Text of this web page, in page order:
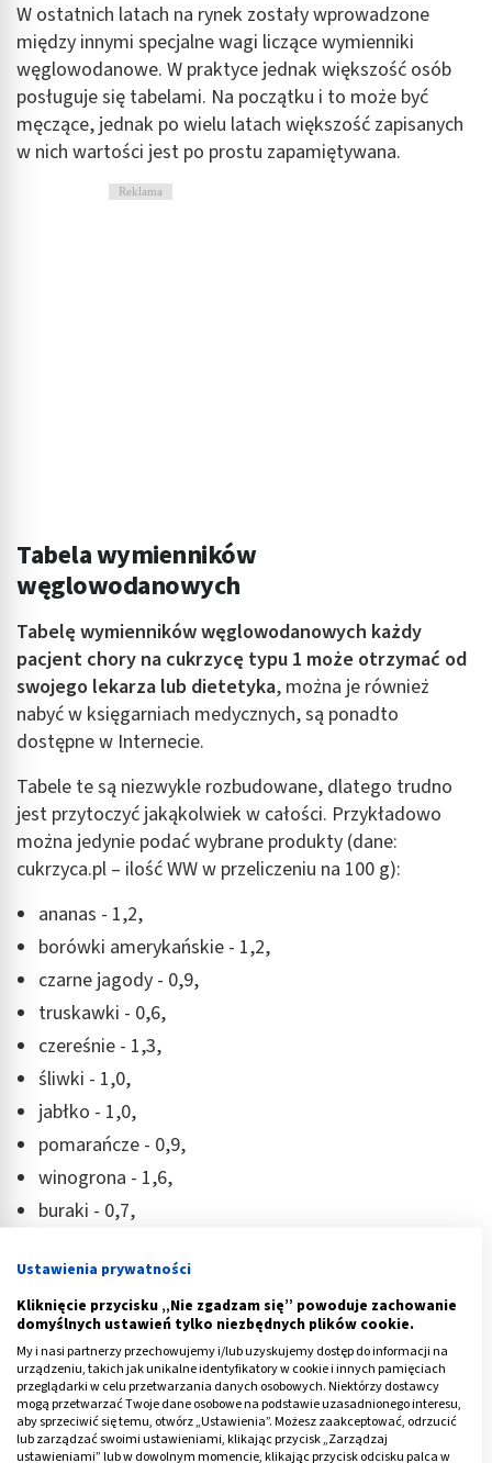
W ostatnich latach na rynek zostały wprowadzone
między innymi specjalne wagi liczące wymienniki
węglowodanowe. W praktyce jednak większość osób
posługuje się tabelami. Na początku i to może być
męczące, jednak po wielu latach większość zapisanych
w nich wartości jest po prostu zapamiętywana.
Reklama
Tabela wymienników
węglowodanowych
Tabelę wymienników węglowodanowych każdy
pacjent chory na cukrzycę typu 1 może otrzymać od
swojego lekarza lub dietetyka, można je również
nabyć w księgarniach medycznych, są ponadto
dostępne w Internecie.
Tabele te są niezwykle rozbudowane, dlatego trudno
jest przytoczyć jakąkolwiek w całości. Przykładowo
można jedynie podać wybrane produkty (dane:
cukrzyca.pl – ilość WW w przeliczeniu na 100 g):
ananas - 1,2,
borówki amerykańskie - 1,2,
czarne jagody - 0,9,
truskawki - 0,6,
czereśnie - 1,3,
śliwki - 1,0,
jabłko - 1,0,
pomarańcze - 0,9,
winogrona - 1,6,
buraki - 0,7,
kalafior – 0,3,
marchew – 0,5,
pomidor - 0,3,
papryka – 0,5,
szpinak - 0,1,
cukier spożywczy – 10,0,
Ustawienia prywatności
Kliknięcie przycisku „Nie zgadzam się” powoduje zachowanie
domyślnych ustawień tylko niezbędnych plików cookie.
My i nasi partnerzy przechowujemy i/lub uzyskujemy dostęp do informacji na
urządzeniu, takich jak unikalne identyfikatory w cookie i innych pamięciach
przeglądarki w celu przetwarzania danych osobowych. Niektórzy dostawcy
mogą przetwarzać Twoje dane osobowe na podstawie uzasadnionego interesu,
aby sprzeciwić się temu, otwórz „Ustawienia”. Możesz zaakceptować, odrzucić
lub zarządzać swoimi ustawieniami, klikając przycisk „Zarządzaj
ustawieniami” lub w dowolnym momencie, klikając przycisk odcisku palca w